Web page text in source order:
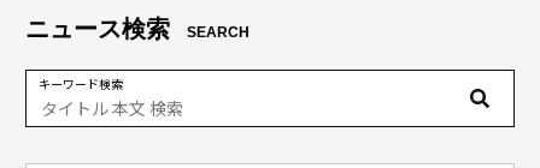
ニュース検索 SEARCH
キーワード検索